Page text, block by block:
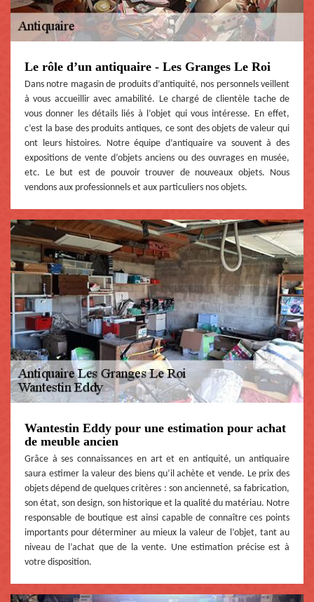
Le rôle d’un antiquaire - Les Granges Le Roi
Dans notre magasin de produits d’antiquité, nos personnels veillent
à vous accueillir avec amabilité. Le chargé de clientèle tache de
vous donner les détails liés à l’objet qui vous intéresse. En effet,
c’est la base des produits antiques, ce sont des objets de valeur qui
ont leurs histoires. Notre équipe d’antiquaire va souvent à des
expositions de vente d’objets anciens ou des ouvrages en musée,
etc. Le but est de pouvoir trouver de nouveaux objets. Nous
vendons aux professionnels et aux particuliers nos objets.
Wantestin Eddy pour une estimation pour achat
de meuble ancien
Grâce à ses connaissances en art et en antiquité, un antiquaire
saura estimer la valeur des biens qu’il achète et vende. Le prix des
objets dépend de quelques critères : son ancienneté, sa fabrication,
son état, son design, son historique et la qualité du matériau. Notre
responsable de boutique est ainsi capable de connaître ces points
importants pour déterminer au mieux la valeur de l’objet, tant au
niveau de l’achat que de la vente. Une estimation précise est à
votre disposition.